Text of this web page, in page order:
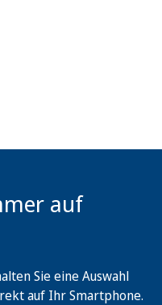
auf
Sie eine Auswahl
auf Ihr Smartphone.